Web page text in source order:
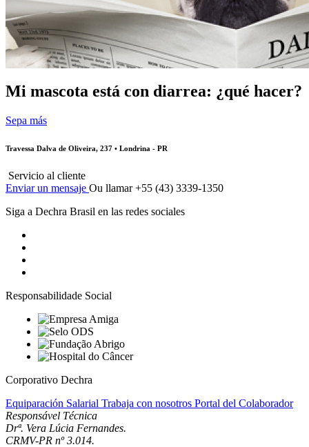
Mi mascota está con diarrea: ¿qué hacer?
Sepa más
Travessa Dalva de Oliveira, 237 • Londrina - PR
Servicio al cliente
Enviar un mensaje Ou llamar +55 (43) 3339-1350
Siga a Dechra Brasil en las redes sociales
Responsabilidade Social
Corporativo Dechra
Equiparación Salarial Trabaja con nosotros Portal del Colaborador
Responsável Técnica
Drª. Vera Lúcia Fernandes.
CRMV-PR nº 3.014.